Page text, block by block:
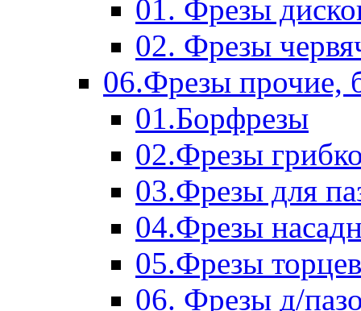
01. Фрезы
02. Фрезы
06.Фрезы прочие,
01.Борфрезы
02.Фрезы
03.Фрезы для
04.Фрезы
05.Фрезы
06. Фрезы д/